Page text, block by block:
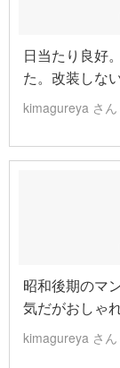
日当たり良好
た。改装しな
kimagureya さん
昭和後期のマ
気だがおしゃ
kimagureya さん